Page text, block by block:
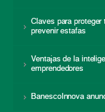
Claves para
prevenir estafas
Ventajas de la
emprendedores
BanescoInnova